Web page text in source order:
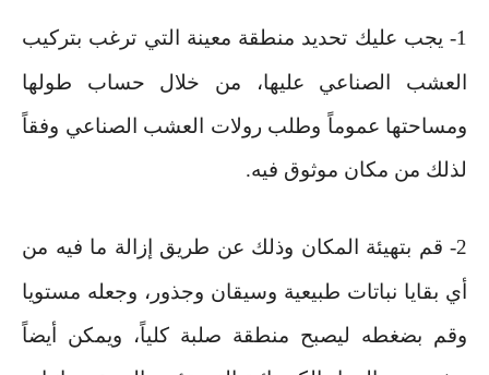
1- يجب عليك تحديد منطقة معينة التي ترغب بتركيب
العشب الصناعي عليها، من خلال حساب طولها
ومساحتها عموماً وطلب رولات العشب الصناعي وفقاً
لذلك من مكان موثوق فيه.
2-
قم بتهيئة المكان وذلك عن طريق إزالة ما فيه من
أي بقايا نباتات طبيعية وسيقان وجذور، وجعله مستويا
وقم بضغطه ليصبح منطقة صلبة كلياً، ويمكن أيضاً